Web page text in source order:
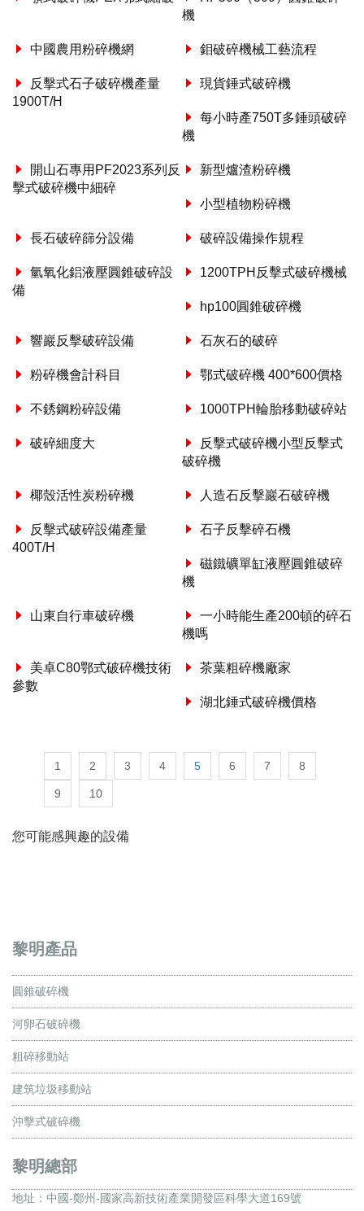
機
中國農用粉碎機網 鉬破碎機械工藝流程
反擊式石子破碎機產量
1900T/H
現貨錘式破碎機
每小時產750T多錘頭破碎
機
開山石專用PF2023系列反
擊式破碎機中細碎
新型爐渣粉碎機
小型植物粉碎機
長石破碎篩分設備 破碎設備操作規程
氫氧化鋁液壓圓錐破碎設
備
1200TPH反擊式破碎機械
hp100圓錐破碎機
響巖反擊破碎設備 石灰石的破碎
粉碎機會計科目 鄂式破碎機 400*600價格
不銹鋼粉碎設備 1000TPH輪胎移動破碎站
破碎細度大
反擊式破碎機小型反擊式
破碎機
椰殼活性炭粉碎機 人造石反擊巖石破碎機
反擊式破碎設備產量
400T/H
石子反擊碎石機
磁鐵礦單缸液壓圓錐破碎
機
山東自行車破碎機
一小時能生產200頓的碎石
機嗎
美卓C80鄂式破碎機技術
參數
茶葉粗碎機廠家
湖北錘式破碎機價格
1 2 3 4 5 6 7 8
9 10
您可能感興趣的設備
黎明產品
圓錐破碎機
河卵石破碎機
粗碎移動站
建筑垃圾移動站
沖擊式破碎機
黎明總部
地址： 中國-鄭州-國家高新技術產業開發區科學大道169號